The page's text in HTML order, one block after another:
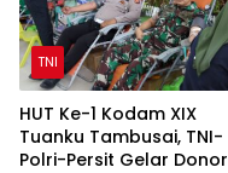
TNI
HUT Ke-1 Kodam XIX
Tuanku Tambusai, TNI-
Polri-Persit Gelar Donor